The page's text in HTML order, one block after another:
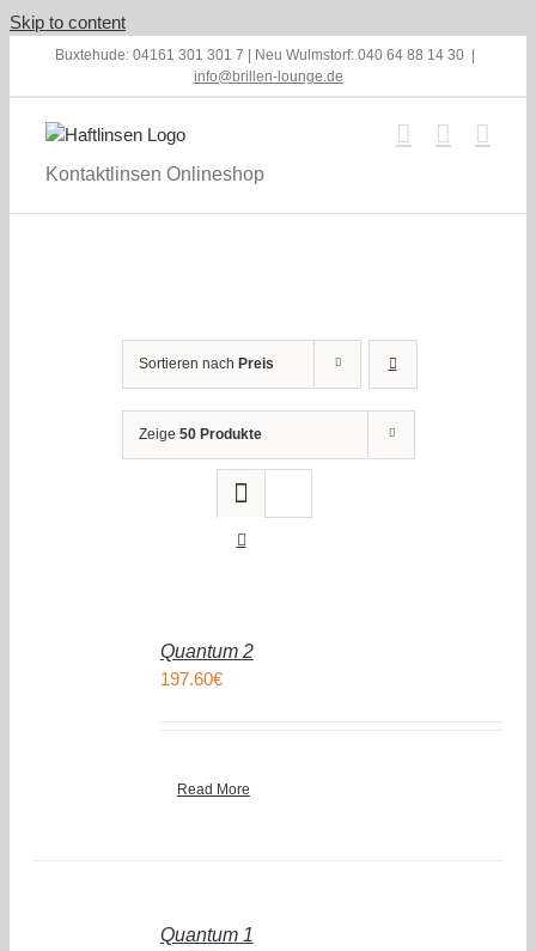
Skip to content
Buxtehude: 04161 301 301 7 | Neu Wulmstorf: 040 64 88 14 30
info@brillen-lounge.de
Kontaktlinsen Onlineshop
Sortieren nach Preis
Zeige 50 Produkte
Quantum 2
197.60€
Read More
Quantum 1